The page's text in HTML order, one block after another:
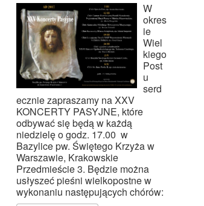
W
okres
ie
Wiel
kiego
Post
u
serd
ecznie zapraszamy na XXV
KONCERTY PASYJNE, które
odbywać się będą w każdą
niedzielę o godz. 17.00 w
Bazylice pw. Świętego Krzyża w
Warszawie, Krakowskie
Przedmieście 3. Będzie można
usłyszeć pieśni wielkopostne w
wykonaniu następujących chórów: